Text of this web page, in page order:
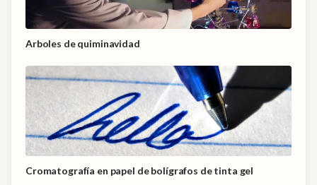
Arboles de quiminavidad
Cromatografía en papel de bolígrafos de tinta gel